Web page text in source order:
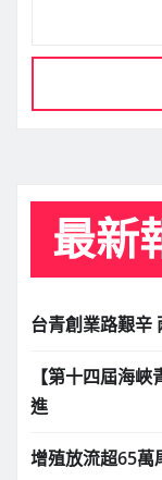
最新
台青創業路艱辛
【第十四屆海
進
增殖放流超65萬